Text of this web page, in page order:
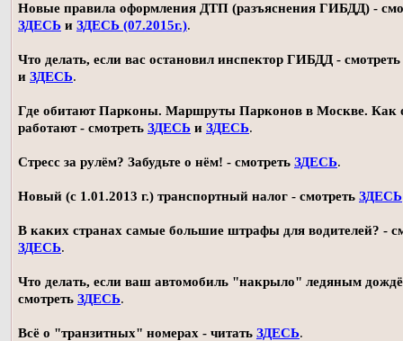
Новые правила оформления ДТП (разъяснения ГИБДД) -
ЗДЕСЬ и ЗДЕСЬ (07.2015г.).
Что делать, если вас остановил инспектор ГИБДД - смотреть
и ЗДЕСЬ.
Где обитают Парконы. Маршруты Парконов в Москве. Как
работают - смотреть ЗДЕСЬ и ЗДЕСЬ.
Стресс за рулём? Забудьте о нём! - смотреть ЗДЕСЬ.
Новый (с 1.01.2013 г.) транспортный налог - смотреть ЗДЕСЬ
В каких странах самые большие штрафы для водителей? -
ЗДЕСЬ.
Что делать, если ваш автомобиль "накрыло" ледяным
смотреть ЗДЕСЬ.
Всё о "транзитных" номерах - читать ЗДЕСЬ.